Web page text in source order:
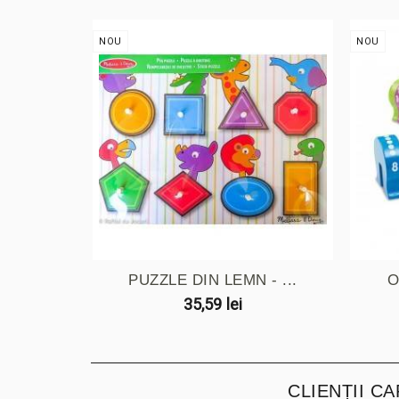
NOU
PUZZLE DIN LEMN - ...
35,59 lei
NOU
CLIENȚII